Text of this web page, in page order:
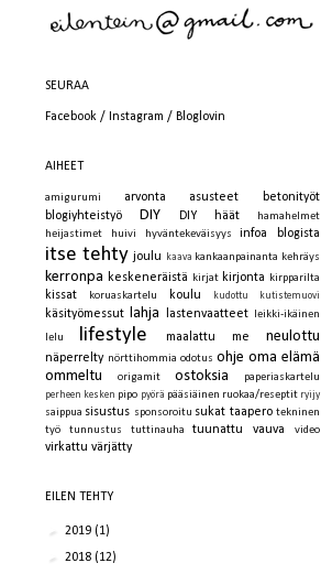
SEURAA
Facebook / Instagram / Bloglovin
AIHEET
amigurumi arvonta asusteet
betonityöt
blogiyhteistyö
DIY DIY häät
hamahelmet
heijastimet
huivi hyväntekeväisyys infoa blogista
itse tehty joulu kaava kankaanpainanta kehräys
kerronpa keskeneräistä kirjat kirjonta kirpparilta
kissat koruaskartelu koulu kudottu kutistemuovi
käsityömessut lahja lastenvaatteet
leikki-ikäinen
lelu
lifestyle maalattu me neulottu
näperrelty nörttihommia odotus ohje oma elämä
ommeltu
origamit ostoksia paperiaskartelu
perheen kesken pipo pyörä pääsiäinen ruokaa/reseptit ryijy
saippua sisustus sponsoroitu sukat taapero tekninen
työ
tunnustus tuttinauha tuunattu vauva video
virkattu värjätty
EILEN TEHTY
► 2019 (1)
► 2018 (12)